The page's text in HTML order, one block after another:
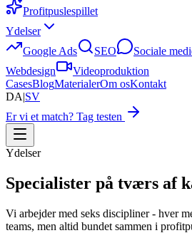
Profitpuslespillet
Ydelser
Google Ads
SEO Sociale
Webdesign
Videoproduktion
CasesBlogMaterialerOm osKontakt
DA|SV
Er vi et match? Tag testen
Ydelser
Specialister på tværs af
Vi arbejder med seks discipliner - hver
teams, men altid bundet sammen i